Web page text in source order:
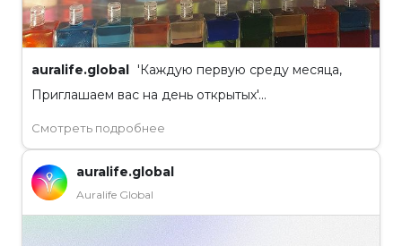
auralife.global
'Каждую первую среду месяца,
Приглашаем вас на день открытых'...
Смотреть подробнее
auralife.global
Auralife Global